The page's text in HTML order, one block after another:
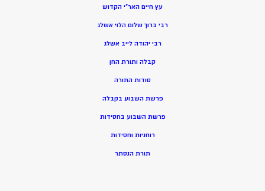
עץ חיים האר”י הקדוש
רבי ברוך שלום הלוי אשלג
רבי יהודה לייב אשלג
קבלה ותורת החן
סודות התורה
פרשת השבוע בקבלה
פרשת השבוע בחסידות
רוחניות וחסידות
תורת הנסתר